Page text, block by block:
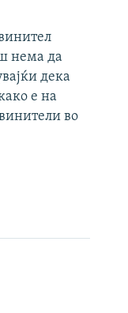
нема да
дека
е на
во